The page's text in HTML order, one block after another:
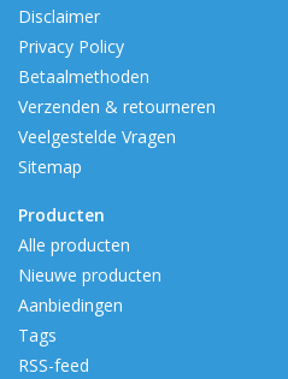
Disclaimer
Privacy Policy
Betaalmethoden
Verzenden & retourneren
Veelgestelde Vragen
Sitemap
Producten
Alle producten
Nieuwe producten
Aanbiedingen
Tags
RSS-feed